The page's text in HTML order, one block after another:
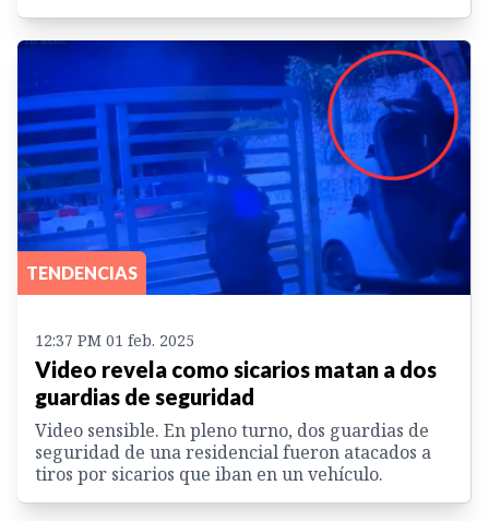
TENDENCIAS
12:37 PM 01 feb. 2025
Video revela como sicarios matan a dos
guardias de seguridad
Video sensible. En pleno turno, dos guardias de
seguridad de una residencial fueron atacados a
tiros por sicarios que iban en un vehículo.